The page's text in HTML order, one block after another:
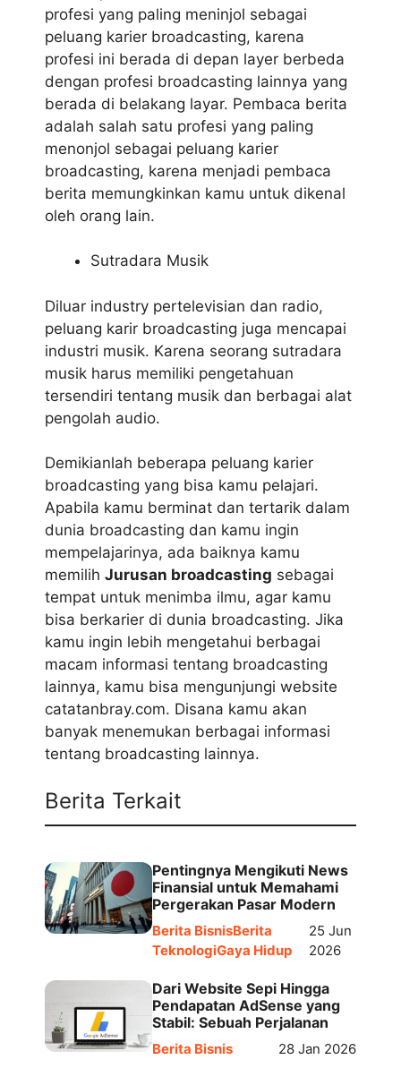
profesi yang paling meninjol sebagai
peluang karier broadcasting, karena
profesi ini berada di depan layer berbeda
dengan profesi broadcasting lainnya yang
berada di belakang layar. Pembaca berita
adalah salah satu profesi yang paling
menonjol sebagai peluang karier
broadcasting, karena menjadi pembaca
berita memungkinkan kamu untuk dikenal
oleh orang lain.
Sutradara Musik
Diluar industry pertelevisian dan radio,
peluang karir broadcasting juga mencapai
industri musik. Karena seorang sutradara
musik harus memiliki pengetahuan
tersendiri tentang musik dan berbagai alat
pengolah audio.
Demikianlah beberapa peluang karier
broadcasting yang bisa kamu pelajari.
Apabila kamu berminat dan tertarik dalam
dunia broadcasting dan kamu ingin
mempelajarinya, ada baiknya kamu
memilih Jurusan broadcasting sebagai
tempat untuk menimba ilmu, agar kamu
bisa berkarier di dunia broadcasting. Jika
kamu ingin lebih mengetahui berbagai
macam informasi tentang broadcasting
lainnya, kamu bisa mengunjungi website
catatanbray.com. Disana kamu akan
banyak menemukan berbagai informasi
tentang broadcasting lainnya.
Berita Terkait
Pentingnya Mengikuti News
Finansial untuk Memahami
Pergerakan Pasar Modern
Berita BisnisBerita
TeknologiGaya Hidup
25 Jun
2026
Dari Website Sepi Hingga
Pendapatan AdSense yang
Stabil: Sebuah Perjalanan
Berita Bisnis 28 Jan 2026